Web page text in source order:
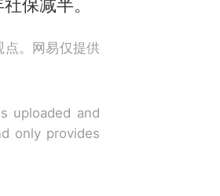
保减半。
点。网易仅提供
uploaded and
only provides